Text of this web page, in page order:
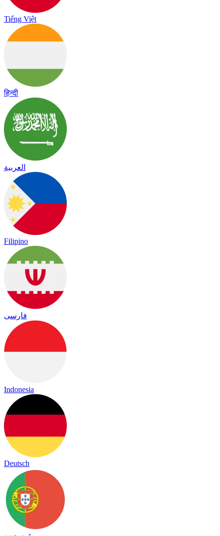
Tiếng Việt
हिन्दी
العربية
Filipino
فارسی
Indonesia
Deutsch